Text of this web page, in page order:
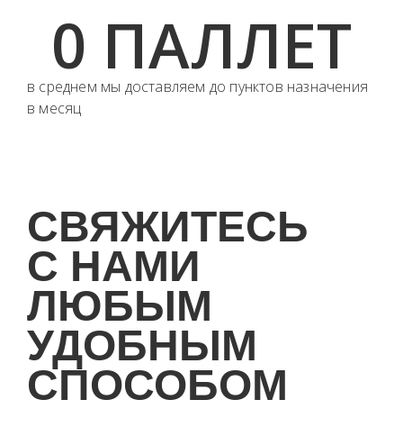
0 ПАЛЛЕТ
в среднем мы доставляем до пунктов назначения
в месяц
СВЯЖИТЕСЬ
С НАМИ
ЛЮБЫМ
УДОБНЫМ
СПОСОБОМ